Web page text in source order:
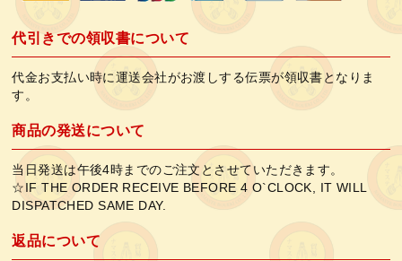
代引きでの領収書について
代金お支払い時に運送会社がお渡しする伝票が領収書となりま
す。
商品の発送について
当日発送は午後4時までのご注文とさせていただきます。
☆IF THE ORDER RECEIVE BEFORE 4 O`CLOCK, IT WILL
DISPATCHED SAME DAY.
返品について